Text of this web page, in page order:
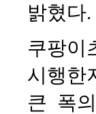
밝혔다.
쿠팡
시행한
큰 폭